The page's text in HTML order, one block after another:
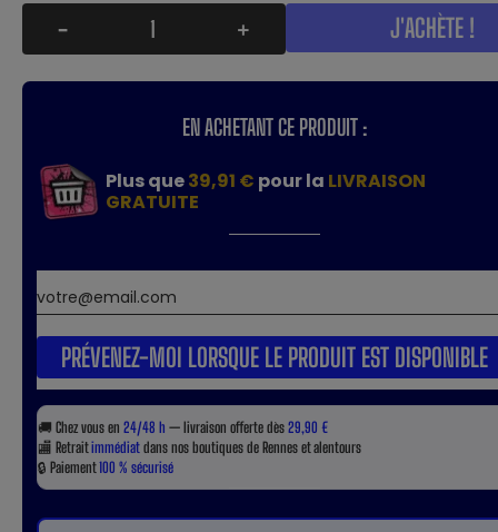
- + J'ACHÈTE !
EN ACHETANT CE PRODUIT :
Plus que39,91 € pour la LIVRAISON
GRATUITE
PRÉVENEZ-MOI LORSQUE LE PRODUIT EST DISPONIBLE
🚚 Chez vous en 24/48 h — livraison offerte dès29,90 €
🏬 Retraitimmédiatdans nos boutiques de Rennes et alentours
🔒 Paiement100 % sécurisé